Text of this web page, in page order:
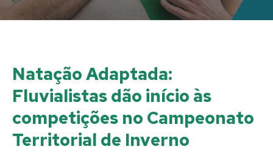
Natação Adaptada:
Fluvialistas dão início às
competições no Campeonato
Territorial de Inverno